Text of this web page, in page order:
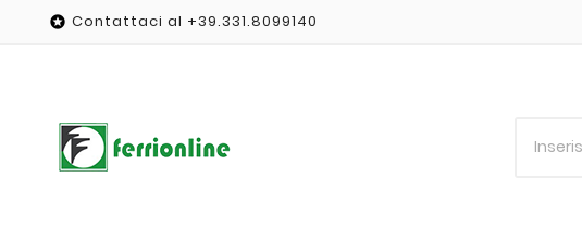
 Contattaci al +39.331.8099140